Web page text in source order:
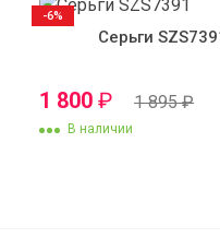
Серьги
1 800 ₽ 1 895₽
В наличии
-6%